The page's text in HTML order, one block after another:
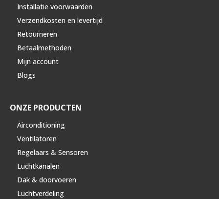
Installatie voorwaarden
Verzendkosten en levertijd
Retourneren
Betaalmethoden
Mijn account
Blogs
ONZE PRODUCTEN
Airconditioning
Ventilatoren
Regelaars & Sensoren
Luchtkanalen
Dak & doorvoeren
Luchtverdeling